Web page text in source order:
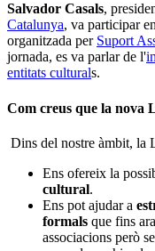
Salvador Casals,
Catalunya, va participar
organitzada per Suport
jornada, es va parlar de l'
entitats culturals.
Com creus que la nova
Dins del nostre àmbit, la
Ens ofereix la
cultural.
Ens pot ajudar a
formals que fins
associacions però